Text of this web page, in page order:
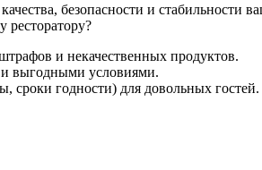
безопасности и
и некачественных продуктов.
и выгодными условиями.
сроки годности) для довольных гостей.